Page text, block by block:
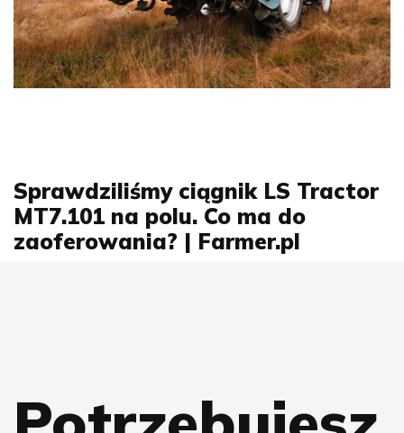
Sprawdziliśmy ciągnik LS Tractor
MT7.101 na polu. Co ma do
zaoferowania? | Farmer.pl